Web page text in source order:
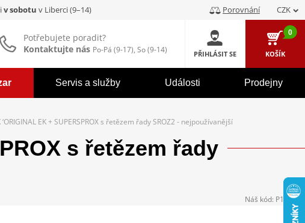
iv sobotu v Liberci (9–14) Porovnání CZK
Potřebujete poradit?
Kontaktujte nás Po-Pá (9-17), So (9-14) PŘIHLÁSIT SE
0
KOŠÍK
Servis a služby Události Prodejny
EK + SUPERSPROX s řetězem řady SROZ2 - nejpoužívanější
s řetězem řady
Náš kód: P104394